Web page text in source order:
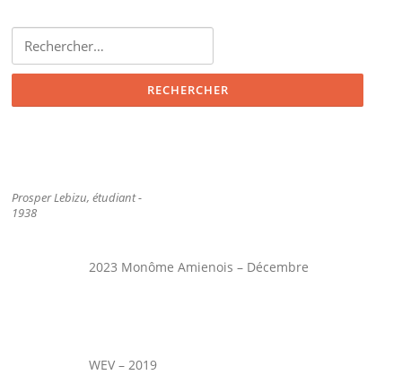
Prosper Lebizu, étudiant -
1938
2023 Monôme Amienois – Décembre
WEV – 2019